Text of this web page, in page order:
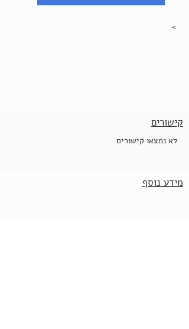
>
קישורים
לא נמצאו קישורים
מידע נוסף